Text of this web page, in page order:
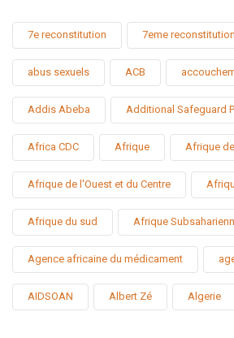
7e reconstitution 7eme
abus sexuels ACB
Addis Abeba Additional Safeguard
Africa CDC Afrique Afrique
Afrique de l'Ouest et du Centre
Afrique du sud Afrique
Agence africaine du médicament
AIDSOAN Albert Zé Algerie